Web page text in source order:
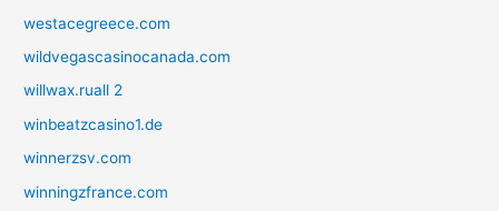
westacegreece.com
wildvegascasinocanada.com
willwax.ruall 2
winbeatzcasino1.de
winnerzsv.com
winningzfrance.com